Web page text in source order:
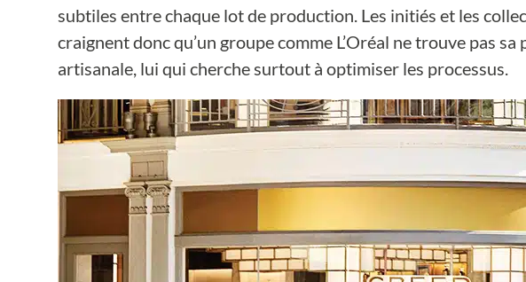
subtiles entre chaque lot de production. Les initiés et les
craignent donc qu’un groupe comme L’Oréal ne trouve pas
artisanale, lui qui cherche surtout à optimiser les processus.